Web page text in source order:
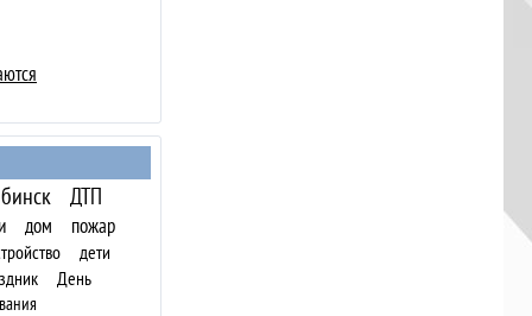
ДТП
дом пожар
дети
День